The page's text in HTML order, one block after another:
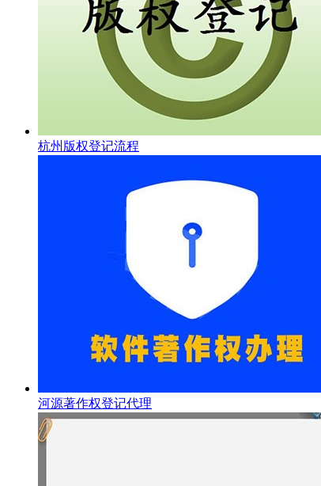
杭州版权登记流程
河源著作权登记代理